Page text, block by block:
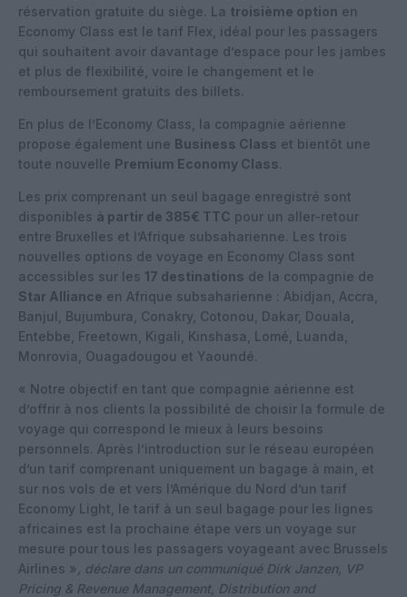
réservation gratuite du siège. La troisième option en
Economy Class est le tarif Flex, idéal pour les passagers
qui souhaitent avoir davantage d’espace pour les jambes
et plus de flexibilité, voire le changement et le
remboursement gratuits des billets.
En plus de l’Economy Class, la compagnie aérienne
propose également une Business Class et bientôt une
toute nouvelle Premium Economy Class.
Les prix comprenant un seul bagage enregistré sont
disponibles à partir de 385€ TTC pour un aller-retour
entre Bruxelles et l’Afrique subsaharienne. Les trois
nouvelles options de voyage en Economy Class sont
accessibles sur les 17 destinations de la compagnie de
Star Alliance en Afrique subsaharienne : Abidjan, Accra,
Banjul, Bujumbura, Conakry, Cotonou, Dakar, Douala,
Entebbe, Freetown, Kigali, Kinshasa, Lomé, Luanda,
Monrovia, Ouagadougou et Yaoundé.
« Notre objectif en tant que compagnie aérienne est
d’offrir à nos clients la possibilité de choisir la formule de
voyage qui correspond le mieux à leurs besoins
personnels. Après l’introduction sur le réseau européen
d’un tarif comprenant uniquement un bagage à main, et
sur nos vols de et vers l’Amérique du Nord d’un tarif
Economy Light, le tarif à un seul bagage pour les lignes
africaines est la prochaine étape vers un voyage sur
mesure pour tous les passagers voyageant avec Brussels
Airlines »
, déclare dans un communiqué Dirk Janzen, VP
Pricing & Revenue Management, Distribution and